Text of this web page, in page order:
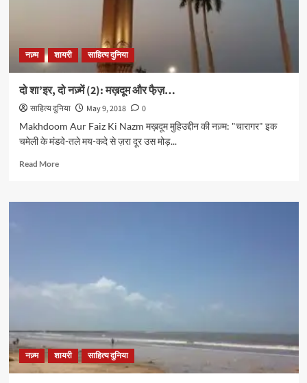
नज़्म शायरी साहित्य दुनिया
दो शा’इर, दो नज़्में (2): मख़दूम और फै़ज़…
साहित्य दुनिया May 9, 2018
0
Makhdoom Aur Faiz Ki Nazm मख़दूम मुहिउद्दीन की नज़्म: "चारागर" इक
चमेली के मंडवे-तले मय-कदे से ज़रा दूर उस मोड़...
Read MoreRead
दो
नज़्म शायरी साहित्य दुनिया